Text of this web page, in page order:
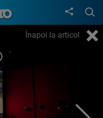
Înapoi la articol